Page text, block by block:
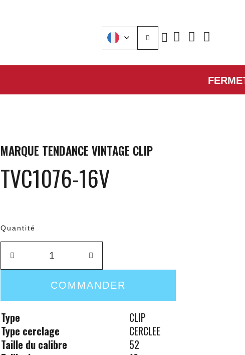
MARQUE TENDANCE VINTAGE CLIP
TVC1076-16V
Quantité
COMMANDER
Type
CLIP
Type cerclage
CERCLEE
Taille du calibre
52